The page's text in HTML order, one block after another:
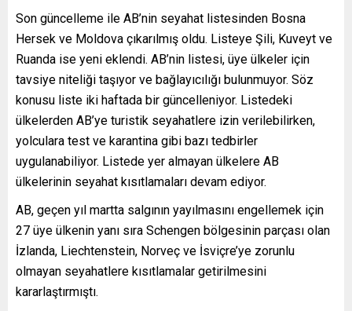
Son güncelleme ile AB’nin seyahat listesinden Bosna
Hersek ve Moldova çıkarılmış oldu. Listeye Şili, Kuveyt ve
Ruanda ise yeni eklendi. AB’nin listesi, üye ülkeler için
tavsiye niteliği taşıyor ve bağlayıcılığı bulunmuyor. Söz
konusu liste iki haftada bir güncelleniyor. Listedeki
ülkelerden AB’ye turistik seyahatlere izin verilebilirken,
yolculara test ve karantina gibi bazı tedbirler
uygulanabiliyor. Listede yer almayan ülkelere AB
ülkelerinin seyahat kısıtlamaları devam ediyor.
AB, geçen yıl martta salgının yayılmasını engellemek için
27 üye ülkenin yanı sıra Schengen bölgesinin parçası olan
İzlanda, Liechtenstein, Norveç ve İsviçre’ye zorunlu
olmayan seyahatlere kısıtlamalar getirilmesini
kararlaştırmıştı.